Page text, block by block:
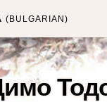
(BULGARIAN)